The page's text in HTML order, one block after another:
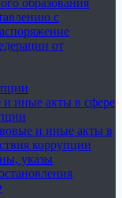
образования
с
от
иные акты в сфере
и иные акты в
коррупции
указы